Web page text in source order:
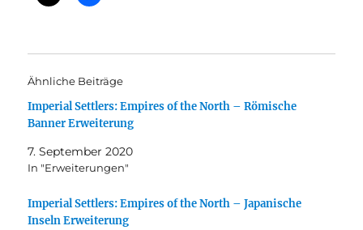
Ähnliche Beiträge
Imperial Settlers: Empires of the North – Römische
Banner Erweiterung
7. September 2020
In "Erweiterungen"
Imperial Settlers: Empires of the North – Japanische
Inseln Erweiterung